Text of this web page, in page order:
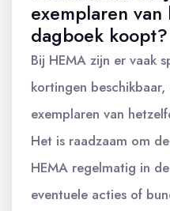
exemplaren
dagboek koopt?
Bij HEMA zijn er vaak
kortingen
exemplaren van
Het is raadzaam om
HEMA regelmatig in
eventuele acties of